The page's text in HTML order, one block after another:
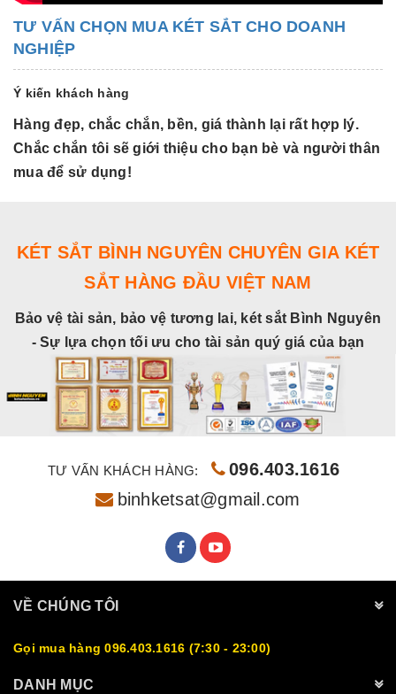
TƯ VẤN CHỌN MUA KÉT SẮT CHO DOANH
NGHIỆP
Ý kiến khách hàng
Hàng đẹp, chắc chắn, bền, giá thành lại rất hợp lý.
Chắc chắn tôi sẽ giới thiệu cho bạn bè và người thân
mua để sử dụng!
KÉT SẮT BÌNH NGUYÊN CHUYÊN GIA KÉT
SẮT HÀNG ĐẦU VIỆT NAM
Bảo vệ tài sản, bảo vệ tương lai, két sắt Bình Nguyên
- Sự lựa chọn tối ưu cho tài sản quý giá của bạn
TƯ VẤN KHÁCH HÀNG:
096.403.1616
binhketsat@gmail.com
VỀ CHÚNG TÔI
Gọi mua hàng 096.403.1616 (7:30 - 23:00)
DANH MỤC